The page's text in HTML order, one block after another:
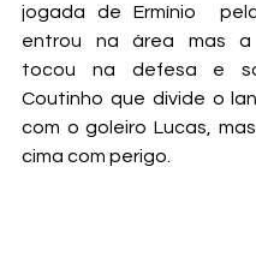
jogada de Ermínio
entrou na área mas a
tocou na defesa e
Coutinho que divide o
com o goleiro Lucas,
cima com perigo.